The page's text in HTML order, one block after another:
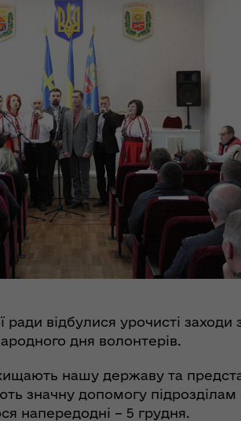
Центр життєстійкості
Кобеляцької громади
Безоплатна правнича
допомога
ради відбулися урочисті заходи
дня волонтерів.
нашу державу та
значну допомогу
напередодні – 5 грудня.